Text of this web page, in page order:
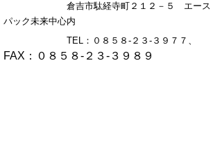
倉吉市駄経寺町２１２－５ エース
パック未来中心内
TEL：０８５８-２３-３９７７、
FAX：０８５８-２３-３９８９